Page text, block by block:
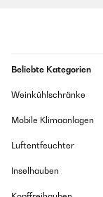
Beliebte Kategorien
Weinkühlschränke
Mobile Klimaanlagen
Luftentfeuchter
Inselhauben